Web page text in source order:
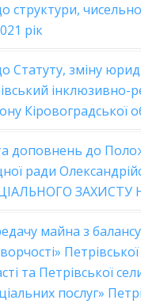
рік
зміну
інклюзивно-
Кіровоградської
доповнень до
ради
ЗАХИСТУ
майна з
та Петрівської
послуг»